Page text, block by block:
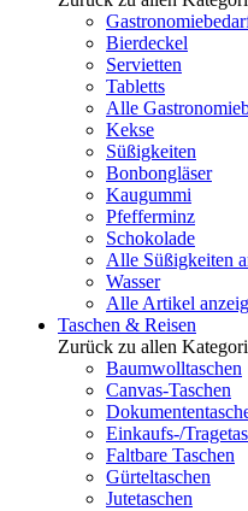
Bierdeckel
Servietten
Tabletts
Alle
Kekse
Süßigkeiten
Bonbongläser
Kaugummi
Pfefferminz
Schokolade
Alle Süßigkeiten
Wasser
Alle Artikel
Taschen & Reisen
Zurück zu allen
Baumwolltaschen
Canvas-Taschen
Einkaufs-/
Faltbare Taschen
Gürteltaschen
Jutetaschen